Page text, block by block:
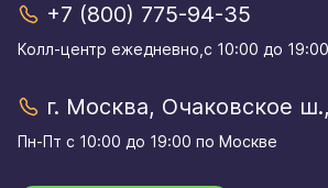
+7 (800) 775-94-35
Колл-центр eжедневно,с 10:00 до
г. Москва, Очаковское
Пн-Пт с 10:00 до 19:00 по Москве